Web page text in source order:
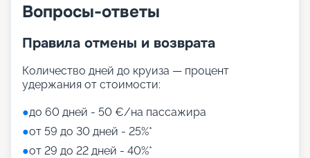
Вопросы-ответы
Правила отмены и возврата
Количество дней до круиза — процент
удержания от стоимости:
●до 60 дней - 50 €/на пассажира
●от 59 до 30 дней - 25%*
●от 29 до 22 дней - 40%*